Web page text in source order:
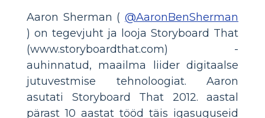
Aaron Sherman ( @AaronBenSherman
) on tegevjuht ja looja Storyboard That
(www.storyboardthat.com) -
auhinnatud, maailma liider digitaalse
jutuvestmise tehnoloogiat. Aaron
asutati Storyboard That 2012. aastal
pärast 10 aastat tööd täis igasuguseid